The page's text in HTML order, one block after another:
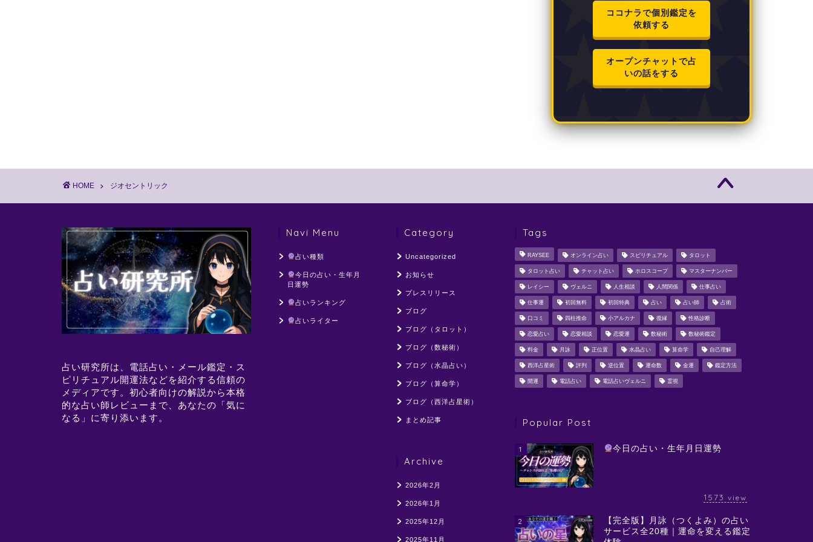
ココナラで個別鑑定を
依頼する
オープンチャットで占
いの話をする
HOME ジオセントリック
占い研究所は、電話占い・メール鑑定・ス
ピリチュアル開運法などを紹介する信頼の
メディアです。初心者向けの解説から本格
的な占い師レビューまで、あなたの「気に
なる」に寄り添います。
Navi Menu
占い種類
今日の占い・生年月
日運勢
占いランキング
占いライター
Category
Uncategorized
お知らせ
プレスリリース
ブログ
ブログ（タロット）
ブログ（数秘術）
ブログ（水晶占い）
ブログ（算命学）
ブログ（西洋占星術）
まとめ記事
Archive
2026年2月
2026年1月
2025年12月
2025年11月
Tags
RAYSEE オンライン占い スピリチュアル タロット
タロット占い チャット占い ホロスコープ マスターナンバー
レイシー ヴェルニ 人生相談 人間関係 仕事占い
仕事運 初回無料 初回特典 占い 占い師 占術
口コミ 四柱推命 小アルカナ 復縁 性格診断
恋愛占い 恋愛相談 恋愛運 数秘術 数秘術鑑定
料金 月詠 正位置 水晶占い 算命学 自己理解
西洋占星術 評判 逆位置 運命数 金運 鑑定方法
開運 電話占い 電話占いヴェルニ 霊視
Popular Post
1 今日の占い・生年月日運勢
1573 view
2
【完全版】月詠（つくよみ）の占い
サービス全20種｜運命を変える鑑定